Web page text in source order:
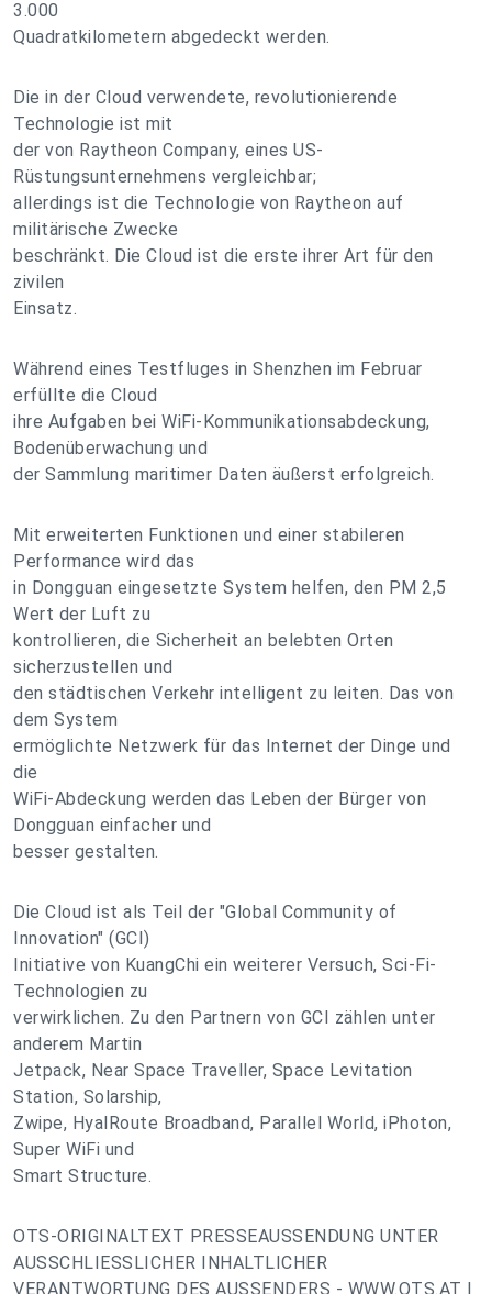
3.000
Quadratkilometern abgedeckt werden.
Die in der Cloud verwendete, revolutionierende
Technologie ist mit
der von Raytheon Company, eines US-
Rüstungsunternehmens vergleichbar;
allerdings ist die Technologie von Raytheon auf
militärische Zwecke
beschränkt. Die Cloud ist die erste ihrer Art für den
zivilen
Einsatz.
Während eines Testfluges in Shenzhen im Februar
erfüllte die Cloud
ihre Aufgaben bei WiFi-Kommunikationsabdeckung,
Bodenüberwachung und
der Sammlung maritimer Daten äußerst erfolgreich.
Mit erweiterten Funktionen und einer stabileren
Performance wird das
in Dongguan eingesetzte System helfen, den PM 2,5
Wert der Luft zu
kontrollieren, die Sicherheit an belebten Orten
sicherzustellen und
den städtischen Verkehr intelligent zu leiten. Das von
dem System
ermöglichte Netzwerk für das Internet der Dinge und
die
WiFi-Abdeckung werden das Leben der Bürger von
Dongguan einfacher und
besser gestalten.
Die Cloud ist als Teil der "Global Community of
Innovation" (GCI)
Initiative von KuangChi ein weiterer Versuch, Sci-Fi-
Technologien zu
verwirklichen. Zu den Partnern von GCI zählen unter
anderem Martin
Jetpack, Near Space Traveller, Space Levitation
Station, Solarship,
Zwipe, HyalRoute Broadband, Parallel World, iPhoton,
Super WiFi und
Smart Structure.
OTS-ORIGINALTEXT PRESSEAUSSENDUNG UNTER
AUSSCHLIESSLICHER INHALTLICHER
VERANTWORTUNG DES AUSSENDERS - WWW.OTS.AT |